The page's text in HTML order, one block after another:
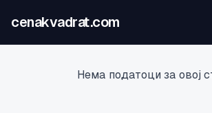
cenakvadrat.com
Нема податоци за овој